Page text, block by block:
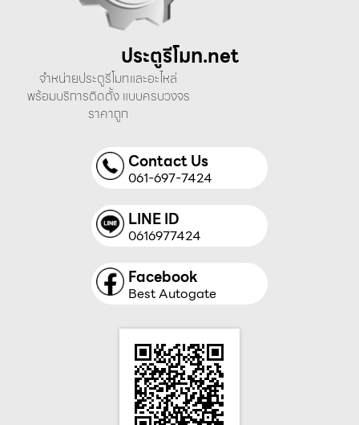
ประตูรีโมท.net
จำหน่ายประตูรีโมทและอะไหล่
พร้อมบริการติดตั้ง แบบครบวงจร
ราคาถูก
Contact Us
061-697-7424
LINE ID
0616977424
Facebook
Best Autogate